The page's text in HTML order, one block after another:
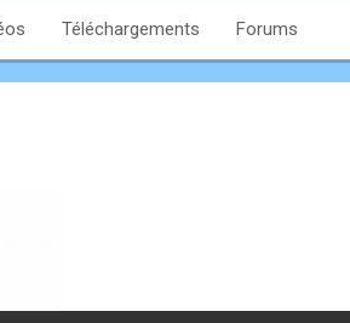
Téléchargements Forums